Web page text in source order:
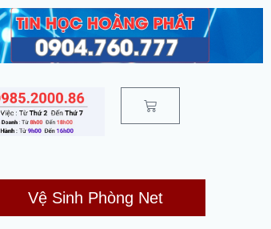
Cart
Vệ Sinh Phòng Net